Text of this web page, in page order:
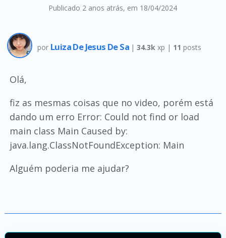
Publicado 2 anos atrás, em 18/04/2024
por Luiza De Jesus De Sa |34.3k xp | 11 posts
Olá,
fiz as mesmas coisas que no video, porém está
dando um erro Error: Could not find or load
main class Main Caused by:
java.lang.ClassNotFoundException: Main
Alguém poderia me ajudar?